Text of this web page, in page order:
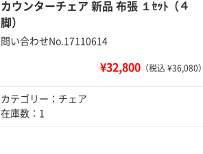
カウンターチェア 新品 布張 １ｾｯﾄ（４
脚）
問い合わせNo.17110614
¥32,800 （税込 ¥36,080）
カテゴリー：チェア
在庫数：1